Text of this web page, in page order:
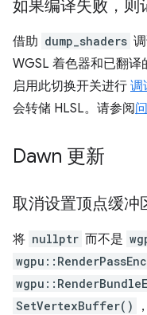
如果编译失败，则
借助 dump_shaders
WGSL 着色器和已翻
启用此切换开关进行 调
会转储 HLSL。请参阅
Dawn 更新
取消设置顶点缓冲
将 nullptr 而不是
SetVertexBuffer()